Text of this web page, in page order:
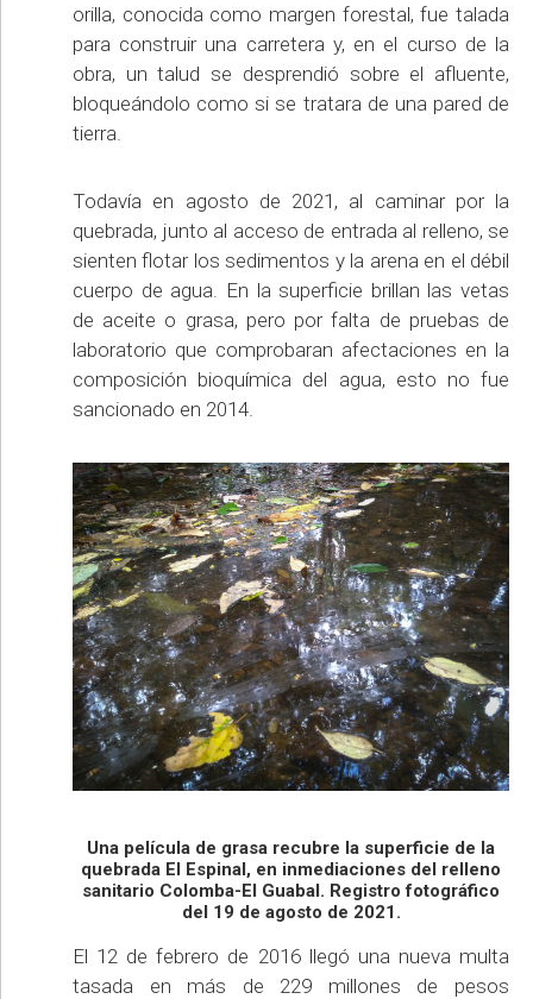
orilla, conocida como margen forestal, fue talada
para construir una carretera y, en el curso de la
obra, un talud se desprendió sobre el afluente,
bloqueándolo como si se tratara de una pared de
tierra.
Todavía en agosto de 2021, al caminar por la
quebrada, junto al acceso de entrada al relleno, se
sienten flotar los sedimentos y la arena en el débil
cuerpo de agua. En la superficie brillan las vetas
de aceite o grasa, pero por falta de pruebas de
laboratorio que comprobaran afectaciones en la
composición bioquímica del agua, esto no fue
sancionado en 2014.
Una película de grasa recubre la superficie de la
quebrada El Espinal, en inmediaciones del relleno
sanitario Colomba-El Guabal. Registro fotográfico
del 19 de agosto de 2021.
El 12 de febrero de 2016 llegó una nueva multa
tasada en más de 229 millones de pesos